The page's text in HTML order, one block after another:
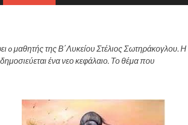
o μαθητής της Β΄Λυκείου Στέλιος Σωτηράκογλου. Η
ένα νεο κεφάλαιο. Το θέμα που